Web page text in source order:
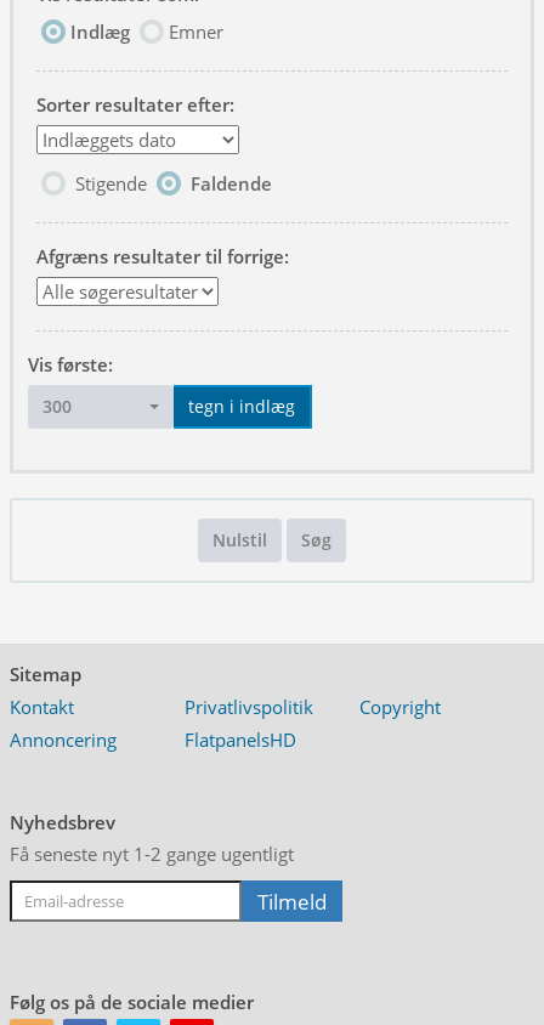
Indlæg
Emner
Sorter resultater efter:
Stigende Faldende
Afgræns resultater til forrige:
Vis første:
300 tegn i indlæg
Nulstil Søg
Sitemap
Kontakt
Privatlivspolitik
Copyright
Annoncering
FlatpanelsHD
Nyhedsbrev
Få seneste nyt 1-2 gange ugentligt
Følg os på de sociale medier